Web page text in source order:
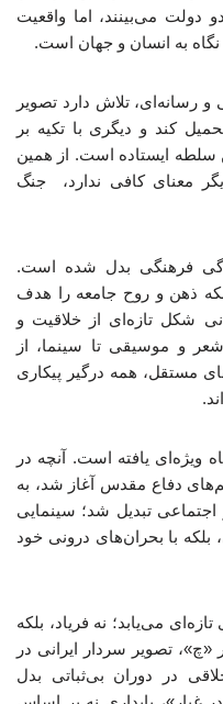
می‌بینند، اما واقعیت
نگاه به انسان و جهان است.
رسانه‌ای، تلاش دارد تصویر
کند و دیگری با تکیه بر
سلطه ایستاده است. از همین
معنای کافی ندارد، جنگ
فرهنگی بدل شده است.
ذهن و روح جامعه را هدف
شکل تازه‌ای از خلاقیت و
و موسیقی تا سینما، از
مستقل، همه درگیر پیکاری
ویژه‌ای یافته است. آنچه در
دفاع مقدس آغاز شد، به
تبدیل شد؛ سینمایی
بلکه با بحران‌های درونی خود
می‌یابد؛ نه فریاد، بلکه
تصویر سردار ایرانی در
در دوران بی‌ثباتی بدل